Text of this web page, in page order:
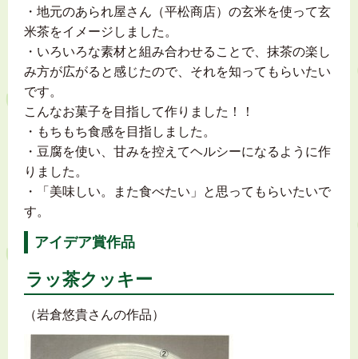
・地元のあられ屋さん（平松商店）の玄米を使って玄
米茶をイメージしました。
・いろいろな素材と組み合わせることで、抹茶の楽し
み方が広がると感じたので、それを知ってもらいたい
です。
こんなお菓子を目指して作りました！！
・もちもち食感を目指しました。
・豆腐を使い、甘みを控えてヘルシーになるように作
りました。
・「美味しい。また食べたい」と思ってもらいたいで
す。
アイデア賞作品
ラッ茶クッキー
（岩倉悠貴さんの作品）